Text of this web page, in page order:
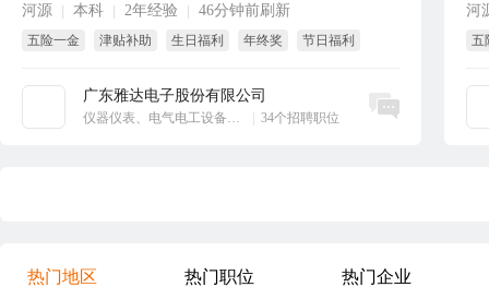
河源 本科 2年经验 46分钟前刷新
五险一金 津贴补助 生日福利 年终奖
节日福利
广东雅达电子股份有限公司
仪器仪表、电气电工设备、工业自动化 34个招聘职位
立即沟通
河
五
热门地区 热门职位 热门企业